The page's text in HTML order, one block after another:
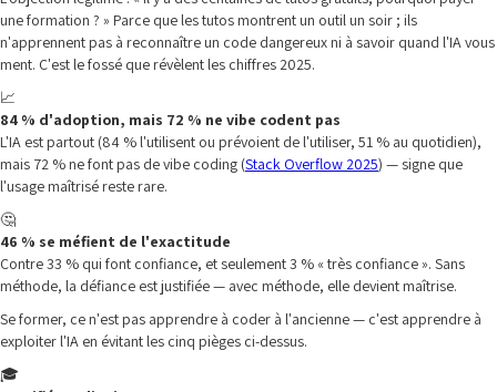
une formation ? » Parce que les tutos montrent un outil un soir ; ils
n'apprennent pas à reconnaître un code dangereux ni à savoir quand l'IA vous
ment. C'est le fossé que révèlent les chiffres 2025.
📈
84 % d'adoption, mais 72 % ne vibe codent pas
L'IA est partout (84 % l'utilisent ou prévoient de l'utiliser, 51 % au quotidien),
mais 72 % ne font pas de vibe coding (Stack Overflow 2025) — signe que
l'usage maîtrisé reste rare.
🤔
46 % se méfient de l'exactitude
Contre 33 % qui font confiance, et seulement 3 % « très confiance ». Sans
méthode, la défiance est justifiée — avec méthode, elle devient maîtrise.
Se former, ce n'est pas apprendre à coder à l'ancienne — c'est apprendre à
exploiter l'IA en évitant les cinq pièges ci-dessus.
🎓